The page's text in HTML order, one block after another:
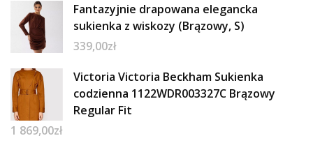
Fantazyjnie drapowana elegancka
sukienka z wiskozy (Brązowy, S)
339,00zł
Victoria Victoria Beckham Sukienka
codzienna 1122WDR003327C Brązowy
Regular Fit
1 869,00zł